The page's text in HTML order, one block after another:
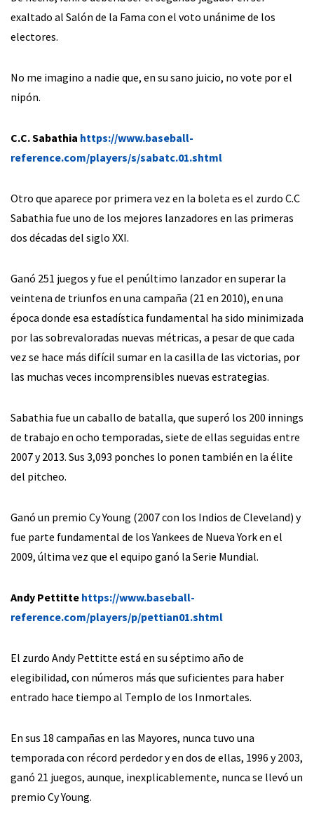
exaltado al Salón de la Fama con el voto unánime de los
electores.
No me imagino a nadie que, en su sano juicio, no vote por el
nipón.
C.C. Sabathia https://www.baseball-
reference.com/players/s/sabatc.01.shtml
Otro que aparece por primera vez en la boleta es el zurdo C.C
Sabathia fue uno de los mejores lanzadores en las primeras
dos décadas del siglo XXI.
Ganó 251 juegos y fue el penúltimo lanzador en superar la
veintena de triunfos en una campaña (21 en 2010), en una
época donde esa estadística fundamental ha sido minimizada
por las sobrevaloradas nuevas métricas, a pesar de que cada
vez se hace más difícil sumar en la casilla de las victorias, por
las muchas veces incomprensibles nuevas estrategias.
Sabathia fue un caballo de batalla, que superó los 200 innings
de trabajo en ocho temporadas, siete de ellas seguidas entre
2007 y 2013. Sus 3,093 ponches lo ponen también en la élite
del pitcheo.
Ganó un premio Cy Young (2007 con los Indios de Cleveland) y
fue parte fundamental de los Yankees de Nueva York en el
2009, última vez que el equipo ganó la Serie Mundial.
Andy Pettitte https://www.baseball-
reference.com/players/p/pettian01.shtml
El zurdo Andy Pettitte está en su séptimo año de
elegibilidad, con números más que suficientes para haber
entrado hace tiempo al Templo de los Inmortales.
En sus 18 campañas en las Mayores, nunca tuvo una
temporada con récord perdedor y en dos de ellas, 1996 y 2003,
ganó 21 juegos, aunque, inexplicablemente, nunca se llevó un
premio Cy Young.